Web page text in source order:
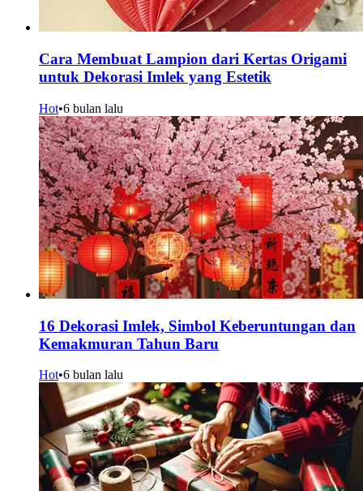
Cara Membuat Lampion dari Kertas Origami
untuk Dekorasi Imlek yang Estetik
Hot•6 bulan lalu
16 Dekorasi Imlek, Simbol Keberuntungan dan
Kemakmuran Tahun Baru
Hot•6 bulan lalu